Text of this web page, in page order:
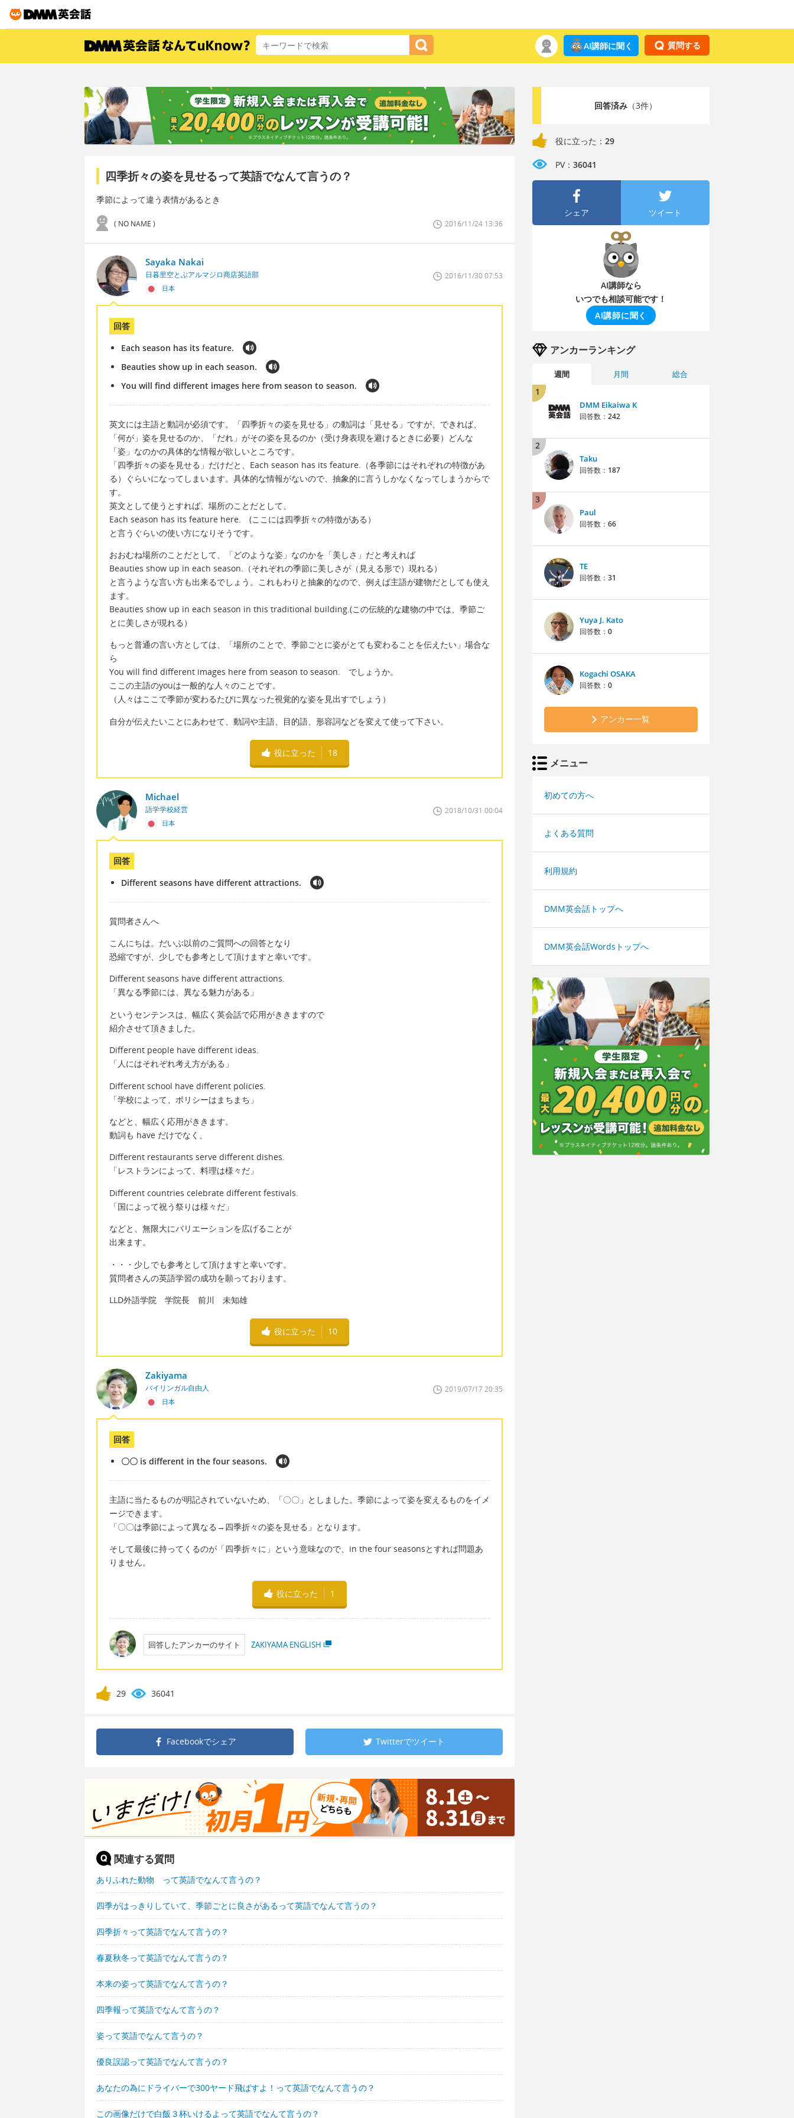
質問する
AI講師に聞く
四季折々の姿を見せるって英語でなんて言うの？
季節によって違う表情があるとき
( NO NAME ) 2016/11/24 13:36
Sayaka Nakai
日暮里空とぶアルマジロ商店英語部
日本
2016/11/30 07:53
回答
Each season has its feature.
Beauties show up in each season.
You will find different images here from season to season.
英文には主語と動詞が必須です。「四季折々の姿を見せる」の動詞は「見せる」ですが、できれば、
「何が」姿を見せるのか、「だれ」がその姿を見るのか（受け身表現を避けるときに必要）どんな
「姿」なのかの具体的な情報が欲しいところです。
「四季折々の姿を見せる」だけだと、Each season has its feature.（各季節にはそれぞれの特徴があ
る）ぐらいになってしまいます。具体的な情報がないので、抽象的に言うしかなくなってしまうからで
す。
英文として使うとすれば、場所のことだとして、
Each season has its feature here. (ここには四季折々の特徴がある）
と言うぐらいの使い方になりそうです。
おおむね場所のことだとして、「どのような姿」なのかを「美しさ」だと考えれば
Beauties show up in each season.（それぞれの季節に美しさが（見える形で）現れる）
と言うような言い方も出来るでしょう。これもわりと抽象的なので、例えば主語が建物だとしても使え
ます。
Beauties show up in each season in this traditional building.(この伝統的な建物の中では、季節ご
とに美しさが現れる）
もっと普通の言い方としては、「場所のことで、季節ごとに姿がとても変わることを伝えたい」場合な
ら
You will find different images here from season to season. でしょうか。
ここの主語のyouは一般的な人々のことです。
（人々はここで季節が変わるたびに異なった視覚的な姿を見出すでしょう）
自分が伝えたいことにあわせて、動詞や主語、目的語、形容詞などを変えて使って下さい。
役に立った 18
Michael
語学学校経営
日本
2018/10/31 00:04
回答
Different seasons have different attractions.
質問者さんへ
こんにちは。だいぶ以前のご質問への回答となり
恐縮ですが、少しでも参考として頂けますと幸いです。
Different seasons have different attractions.
「異なる季節には、異なる魅力がある」
というセンテンスは、幅広く英会話で応用がききますので
紹介させて頂きました。
Different people have different ideas.
「人にはそれぞれ考え方がある」
Different school have different policies.
「学校によって、ポリシーはまちまち」
などと、幅広く応用がききます。
動詞も have だけでなく、
Different restaurants serve different dishes.
「レストランによって、料理は様々だ」
Different countries celebrate different festivals.
「国によって祝う祭りは様々だ」
などと、無限大にバリエーションを広げることが
出来ます。
・・・少しでも参考として頂けますと幸いです。
質問者さんの英語学習の成功を願っております。
LLD外語学院 学院長 前川 未知雄
役に立った 10
Zakiyama
バイリンガル自由人
日本
2019/07/17 20:35
回答
〇〇 is different in the four seasons.
主語に当たるものが明記されていないため、「〇〇」としました。季節によって姿を変えるものをイメ
ージできます。
「〇〇は季節によって異なる→四季折々の姿を見せる」となります。
そして最後に持ってくるのが「四季折々に」という意味なので、in the four seasonsとすれば問題あ
りません。
役に立った 1
回答したアンカーのサイト ZAKIYAMA ENGLISH
29 36041
Facebookでシェア Twitterでツイート
関連する質問
ありふれた動物 って英語でなんて言うの？
四季がはっきりしていて、季節ごとに良さがあるって英語でなんて言うの？
四季折々って英語でなんて言うの？
春夏秋冬って英語でなんて言うの？
本来の姿って英語でなんて言うの？
四季報って英語でなんて言うの？
姿って英語でなんて言うの？
優良誤認って英語でなんて言うの？
あなたの為にドライバーで300ヤード飛ばすよ！って英語でなんて言うの？
この画像だけで白飯３杯いけるよって英語でなんて言うの？
回答済み（3件）
役に立った： 29
PV： 36041
シェア ツイート
AI講師なら
いつでも相談可能です！
AI講師に聞く
アンカーランキング
週間 月間 総合
1
DMM Eikaiwa K
回答数： 242
2
Taku
回答数： 187
3
Paul
回答数： 66
TE
回答数： 31
Yuya J. Kato
回答数： 0
Kogachi OSAKA
回答数： 0
アンカー一覧
メニュー
初めての方へ
よくある質問
利用規約
DMM英会話トップへ
DMM英会話Wordsトップへ